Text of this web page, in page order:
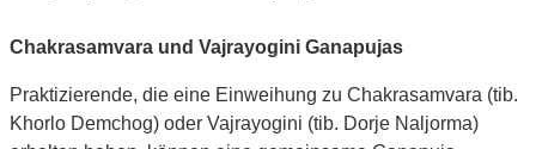
Chakrasamvara und Vajrayogini Ganapujas
Praktizierende, die eine Einweihung zu Chakrasamvara (tib.
Khorlo Demchog) oder Vajrayogini (tib. Dorje Naljorma)